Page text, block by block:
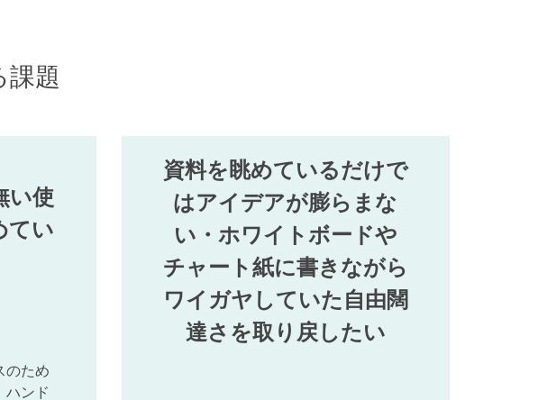
課題
い使
てい
のため
ハンド
資料を眺めているだけで
はアイデアが膨らまな
い・ホワイトボードや
チャート紙に書きながら
ワイガヤしていた自由闊
達さを取り戻したい